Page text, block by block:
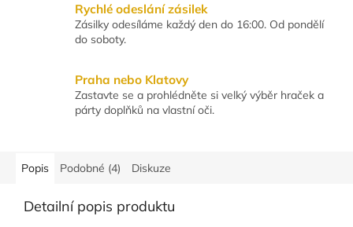
Rychlé odeslání zásilek
Zásilky odesíláme každý den do 16:00. Od pondělí
do soboty.
Praha nebo Klatovy
Zastavte se a prohlédněte si velký výběr hraček a
párty doplňků na vlastní oči.
Popis Podobné (4) Diskuze
Detailní popis produktu